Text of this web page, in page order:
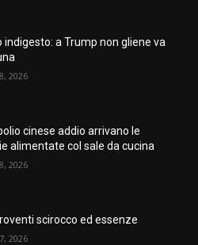
indigesto: a Trump non gliene va
2026
cinese addio arrivano le
alimentate col sale da cucina
2026
scirocco ed essenze
2026